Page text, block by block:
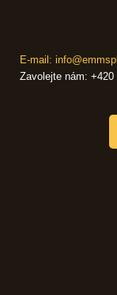
E-mail:
Zavolejte nám: